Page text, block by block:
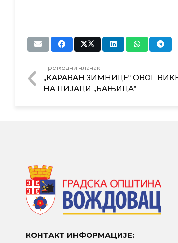
Претходни чланак
„КАРАВАН ЗИМНИЦЕ“ ОВОГ
НА ПИЈАЦИ „БАЊИЦА“
КОНТАКТ ИНФОРМАЦИЈЕ: